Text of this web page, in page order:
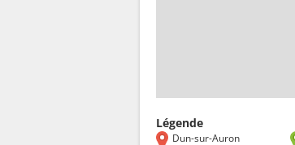
Légende
Dun-sur-Auron